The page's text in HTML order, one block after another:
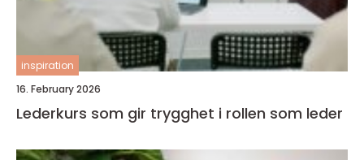
inspiration
16. February 2026
Lederkurs som gir trygghet i rollen som leder